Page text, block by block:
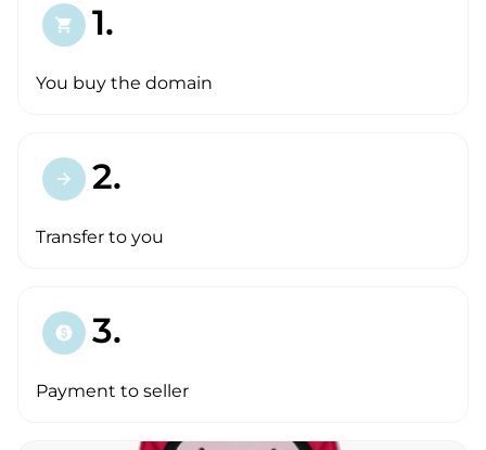
shopping_cart 1.
You buy the domain
arrow_forward 2.
Transfer to you
paid 3.
Payment to seller